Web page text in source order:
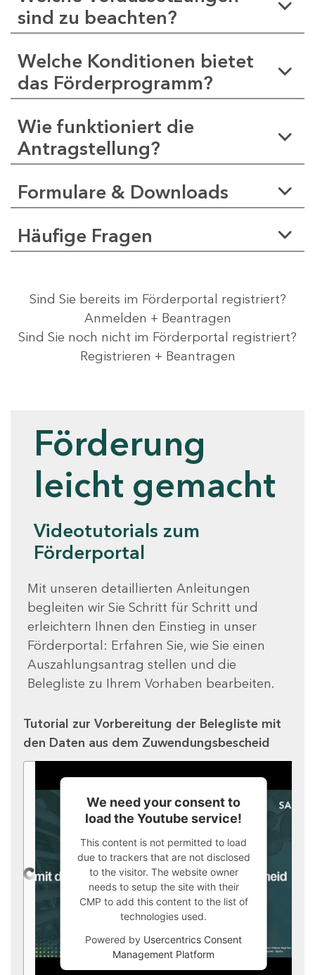
sind zu beachten?
Welche Konditionen bietet
das Förderprogramm?
Wie funktioniert die
Antragstellung?
Formulare & Downloads
Häufige Fragen
Sind Sie bereits im Förderportal registriert?
Anmelden + Beantragen
Sind Sie noch nicht im Förderportal registriert?
Registrieren + Beantragen
Förderung
leicht gemacht
Videotutorials zum
Förderportal
Mit unseren detaillierten Anleitungen
begleiten wir Sie Schritt für Schritt und
erleichtern Ihnen den Einstieg in unser
Förderportal: Erfahren Sie, wie Sie einen
Auszahlungsantrag stellen und die
Belegliste zu Ihrem Vorhaben bearbeiten.
Tutorial zur Vorbereitung der Belegliste mit
den Daten aus dem Zuwendungsbescheid
We need your consent to
load the Youtube service!
This content is not permitted to load
due to trackers that are not disclosed
to the visitor. The website owner
needs to setup the site with their
CMP to add this content to the list of
technologies used.
Powered by Usercentrics Consent
Management Platform